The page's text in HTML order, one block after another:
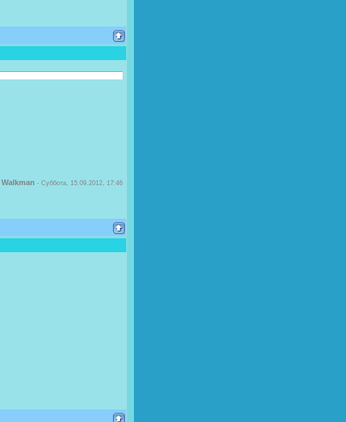
Walkman - Суббота, 15.09.2012, 17:46